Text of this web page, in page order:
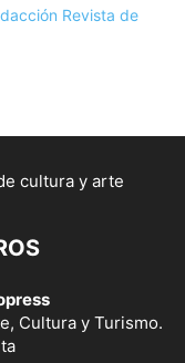
Revista de
Cultura y Turismo.